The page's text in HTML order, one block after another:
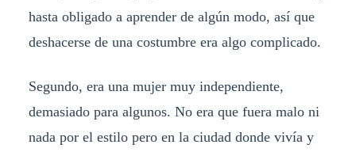
hasta obligado a aprender de algún modo, así que
deshacerse de una costumbre era algo complicado.
Segundo, era una mujer muy independiente,
demasiado para algunos. No era que fuera malo ni
nada por el estilo pero en la ciudad donde vivía y